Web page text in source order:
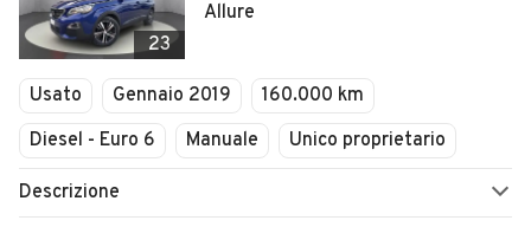
23
Allure
Usato Gennaio 2019
160.000 km
Diesel - Euro 6
Manuale Unico proprietario
Descrizione